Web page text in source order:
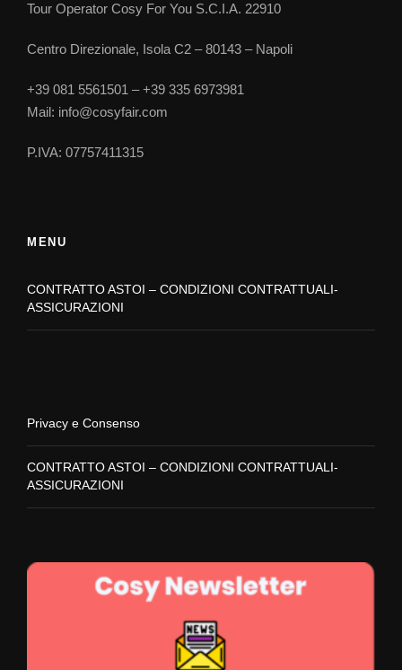
Tour Operator Cosy For You S.C.I.A. 22910
Centro Direzionale, Isola C2 – 80143 – Napoli
+39 081 5561501 – +39 335 6973981
Mail: info@cosyfair.com
P.IVA: 07757411315
MENU
CONTRATTO ASTOI – CONDIZIONI CONTRATTUALI-
ASSICURAZIONI
Privacy e Consenso
CONTRATTO ASTOI – CONDIZIONI CONTRATTUALI-
ASSICURAZIONI